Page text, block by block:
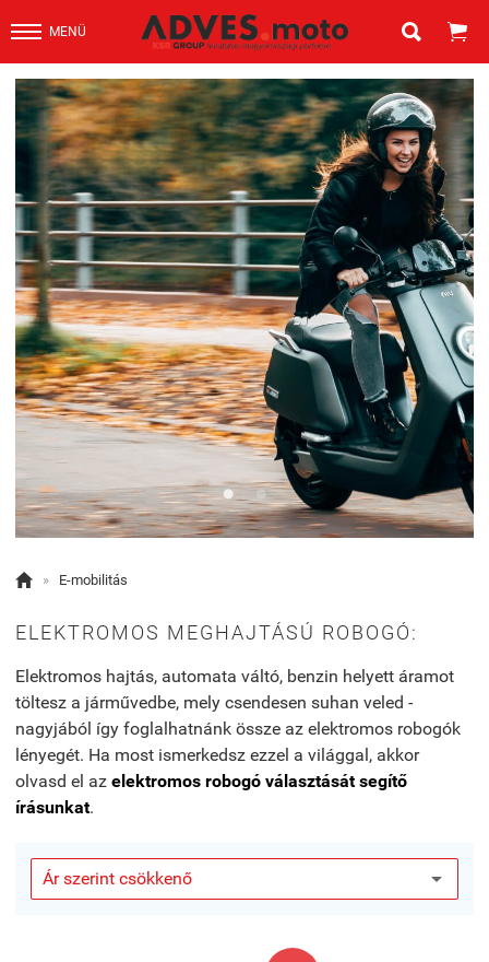
MENÜ  
 » E-mobilitás
ELEKTROMOS MEGHAJTÁSÚ ROBOGÓ:
Elektromos hajtás, automata váltó, benzin helyett áramot
töltesz a járművedbe, mely csendesen suhan veled -
nagyjából így foglalhatnánk össze az elektromos robogók
lényegét. Ha most ismerkedsz ezzel a világgal, akkor
olvasd el az elektromos robogó választását segítő
írásunkat.